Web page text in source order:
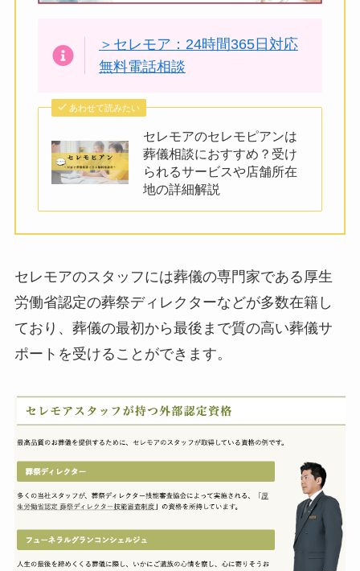
＞セレモア：24時間365日対応
無料電話相談
あわせて読みたい
セレモアのセレモピアンは
葬儀相談におすすめ？受け
られるサービスや店舗所在
地の詳細解説
セレモアのスタッフには葬儀の専門家である厚生
労働省認定の葬祭ディレクターなどが多数在籍し
ており、葬儀の最初から最後まで質の高い葬儀サ
ポートを受けることができます。